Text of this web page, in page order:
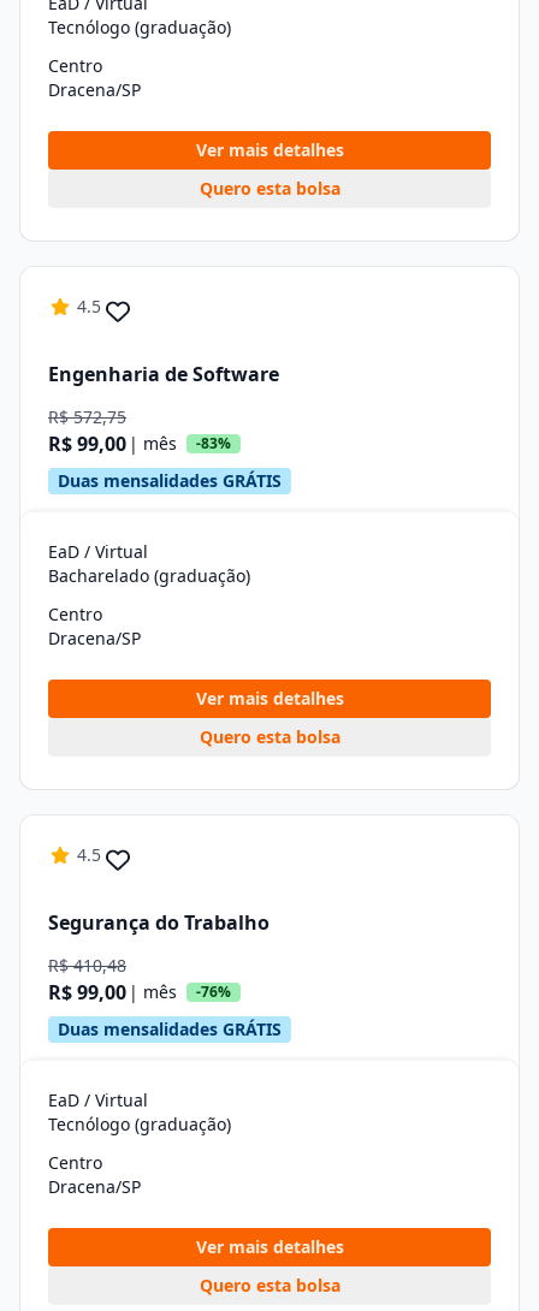
Tecnólogo (graduação)
Centro
Dracena/SP
Ver mais detalhes
Quero esta bolsa
4.5
Engenharia de Software
R$ 572,75
R$ 99,00 | mês -83%
Duas mensalidades GRÁTIS
EaD / Virtual
Bacharelado (graduação)
Centro
Dracena/SP
Ver mais detalhes
Quero esta bolsa
4.5
Segurança do Trabalho
R$ 410,48
R$ 99,00 | mês -76%
Duas mensalidades GRÁTIS
EaD / Virtual
Tecnólogo (graduação)
Centro
Dracena/SP
Ver mais detalhes
Quero esta bolsa